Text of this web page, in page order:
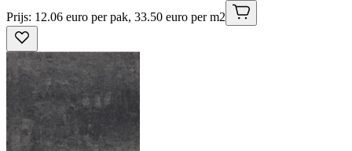
Prijs: 12.06 euro per pak, 33.50 euro per m2